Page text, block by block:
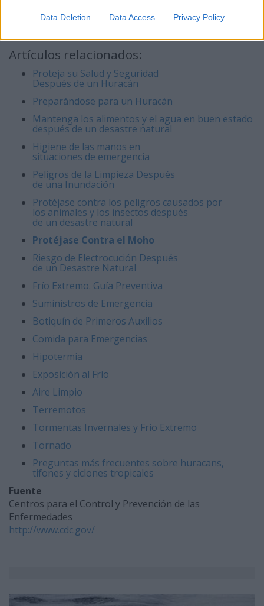
Data Deletion Data Access Privacy Policy
causado por maquinaria.
Artículos relacionados:
Proteja su Salud y Seguridad
Después de un Huracán
Preparándose para un Huracán
Mantenga los alimentos y el agua en buen estado
después de un desastre natural
Higiene de las manos en
situaciones de emergencia
Peligros de la Limpieza Después
de una Inundación
Protéjase contra los peligros causados por
los animales y los insectos después
de un desastre natural
Protéjase Contra el Moho
Riesgo de Electrocución Después
de un Desastre Natural
Frío Extremo. Guía Preventiva
Suministros de Emergencia
Botiquín de Primeros Auxilios
Comida para Emergencias
Hipotermia
Exposición al Frío
Aire Limpio
Terremotos
Tormentas Invernales y Frío Extremo
Tornado
Preguntas más frecuentes sobre huracans,
tifones y ciclones tropicales
Fuente
Centros para el Control y Prevención de las
Enfermedades
http://www.cdc.gov/